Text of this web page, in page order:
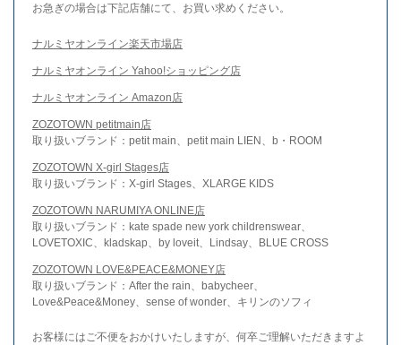
お急ぎの場合は下記店舗にて、お買い求めください。
ナルミヤオンライン楽天市場店
ナルミヤオンライン Yahoo!ショッピング店
ナルミヤオンライン Amazon店
ZOZOTOWN petitmain店
取り扱いブランド：petit main、petit main LIEN、b・ROOM
ZOZOTOWN X-girl Stages店
取り扱いブランド：X-girl Stages、XLARGE KIDS
ZOZOTOWN NARUMIYA ONLINE店
取り扱いブランド：kate spade new york childrenswear、
LOVETOXIC、kladskap、by loveit、Lindsay、BLUE CROSS
ZOZOTOWN LOVE&PEACE&MONEY店
取り扱いブランド：After the rain、babycheer、
Love&Peace&Money、sense of wonder、キリンのソフィ
お客様にはご不便をおかけいたしますが、何卒ご理解いただきますよ